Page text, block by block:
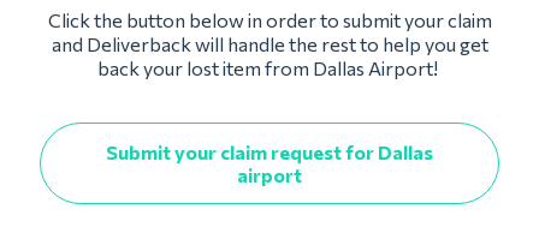
Click the button below in order to submit your claim
and Deliverback will handle the rest to help you get
back your lost item from Dallas Airport!
Submit your claim request for Dallas
airport